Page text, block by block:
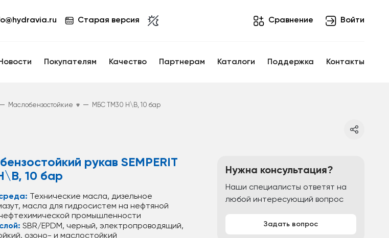
Старая версия Cравнение Войти
Покупателям Качество Партнерам Каталоги Поддержка Контакты
— Маслобензостойкие — МБС TM30 Н\В, 10 бар
рукав SEMPERIT
10 бар
Технические масла, дизельное
масла для гидросистем на нефтяной
промышленности
SBR/EPDM, черный, электропроводящий,
озоно- и маслостойкий
Нужна консультация?
Наши специалисты ответят на
любой интересующий вопрос
Задать вопрос